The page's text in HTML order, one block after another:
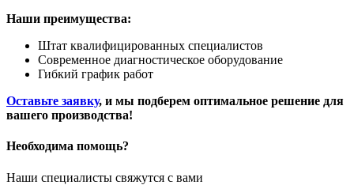
Наши преимущества:
Штат квалифицированных специалистов
Современное диагностическое оборудование
Гибкий график работ
Оставьте заявку, и мы подберем оптимальное решение для
вашего производства!
Необходима помощь?
Наши специалисты свяжутся с вами